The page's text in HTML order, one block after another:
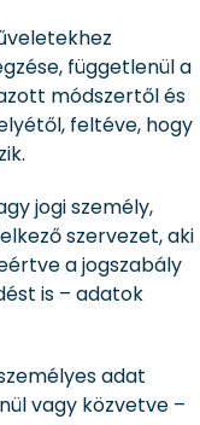
függetlenül a
módszertől és
feltéve, hogy
jogi személy,
szervezet, aki
a jogszabály
is – adatok
adat
vagy közvetve –